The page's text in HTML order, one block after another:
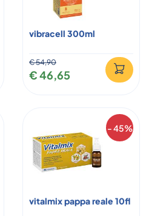
vibracell 300ml
€ 54,90
€ 46,65
- 45%
vitalmix pappa reale 10fl